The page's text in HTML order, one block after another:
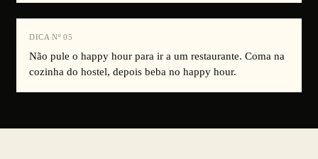
DICA Nº 05
Não pule o happy hour para ir a um restaurante. Coma na
cozinha do hostel, depois beba no happy hour.